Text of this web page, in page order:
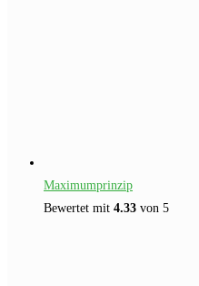
Maximumprinzip
Bewertet mit 4.33 von 5